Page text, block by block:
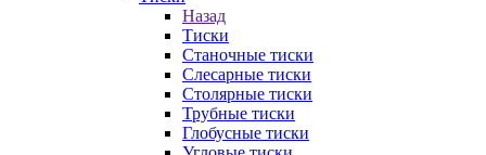
Назад
Тиски
Станочные тиски
Слесарные тиски
Столярные тиски
Трубные тиски
Глобусные тиски